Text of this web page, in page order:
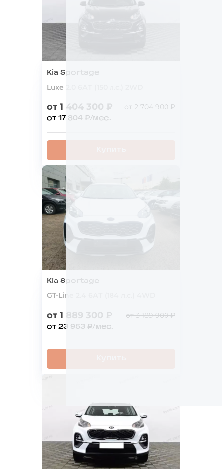
Kia Sportage
Luxe 2.0 6АТ (150 л.с.) 2WD
от 1 404 300 ₽ от 2 704 900 ₽
от 17 804 ₽/мес.
Kia Sportage
GT-Line 2.4 6АТ (184 л.с.) 4WD
от 1 889 300 ₽ от 3 189 900 ₽
от 23 953 ₽/мес.